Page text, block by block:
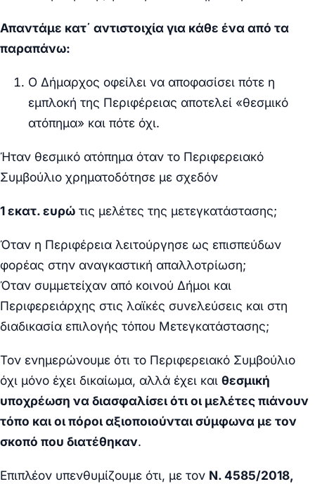
Απαντάμε κατ΄ αντιστοιχία για κάθε ένα από τα
παραπάνω:
Ο Δήμαρχος οφείλει να αποφασίσει πότε η
εμπλοκή της Περιφέρειας αποτελεί «θεσμικό
ατόπημα» και πότε όχι.
Ήταν θεσμικό ατόπημα όταν το Περιφερειακό
Συμβούλιο χρηματοδότησε με σχεδόν
1 εκατ. ευρώ τις μελέτες της μετεγκατάστασης;
Όταν η Περιφέρεια λειτούργησε ως επισπεύδων
φορέας στην αναγκαστική απαλλοτρίωση;
Όταν συμμετείχαν από κοινού Δήμοι και
Περιφερειάρχης στις λαϊκές συνελεύσεις και στη
διαδικασία επιλογής τόπου Μετεγκατάστασης;
Τον ενημερώνουμε ότι το Περιφερειακό Συμβούλιο
όχι μόνο έχει δικαίωμα, αλλά έχει και θεσμική
υποχρέωση να διασφαλίσει ότι οι μελέτες πιάνουν
τόπο και οι πόροι αξιοποιούνται σύμφωνα με τον
σκοπό που διατέθηκαν.
Επιπλέον υπενθυμίζουμε ότι, με τον Ν. 4585/2018,